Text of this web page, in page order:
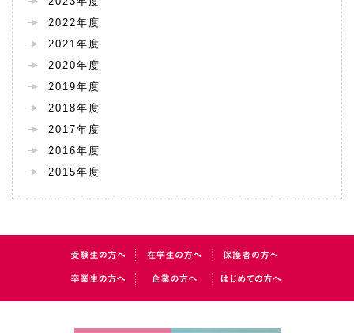
2022年度
2021年度
2020年度
2019年度
2018年度
2017年度
2016年度
2015年度